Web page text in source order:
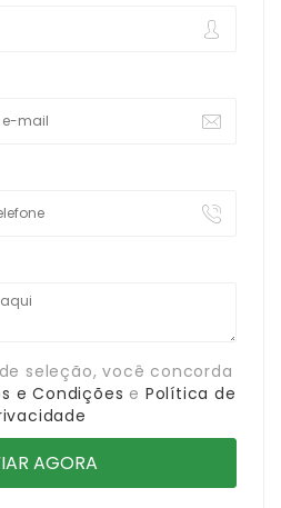
seleção, você concorda
e Condições e Política de